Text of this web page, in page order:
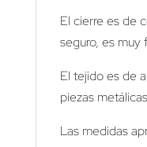
El cierre es de
seguro, es muy
El tejido es de
piezas
Las medidas